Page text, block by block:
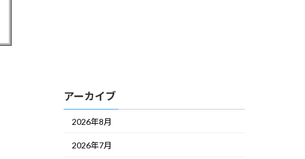
アーカイブ
2026年8月
2026年7月